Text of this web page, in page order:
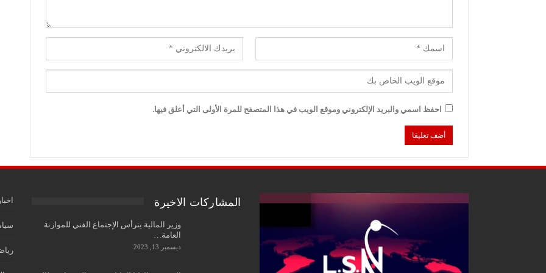
احفظ اسمي والبريد الإلكتروني وموقع الويب في هذا المتصفح للمرة الأولى التي أعلق فيها.
المشاركات الاخيرة
وزير المالية يترأس الإجتماع الفني للموازنة
العامة…
ديسمبر 13, 2023
اخبار